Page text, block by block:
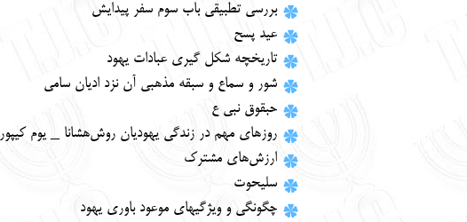
بررسي تطبيقي باب سوم سفر پيدايش
عید پسح
تاریخچه شکل گیری عبادات یهود
شور و سماع و سبقه مذهبي آن نزد اديان سامي
حبقوق نبي ع
روزهاي مهم در زندگي يهوديان روش‌هشانا _ يوم كيپور
ارزش‌هاي مشترك
سليحوت
چگونگی و ویژگیهای موعود باوری یهود